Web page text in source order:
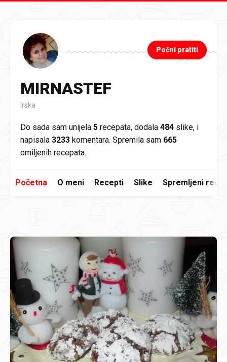
MIRNASTEF
Irska
Počni pratiti
Do sada sam unijela 5 recepata, dodala 484 slike, i
napisala 3233 komentara. Spremila sam 665
omiljenih recepata.
Početna O meni Recepti Slike Spremljeni